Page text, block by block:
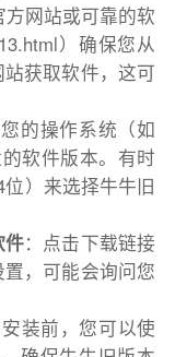
网站或可靠的软
）确保您从
获取软件，这可
的操作系统（如
软件版本。有时
）来选择牛牛旧
件：点击下载链接
，可能会询问您
装前，您可以使